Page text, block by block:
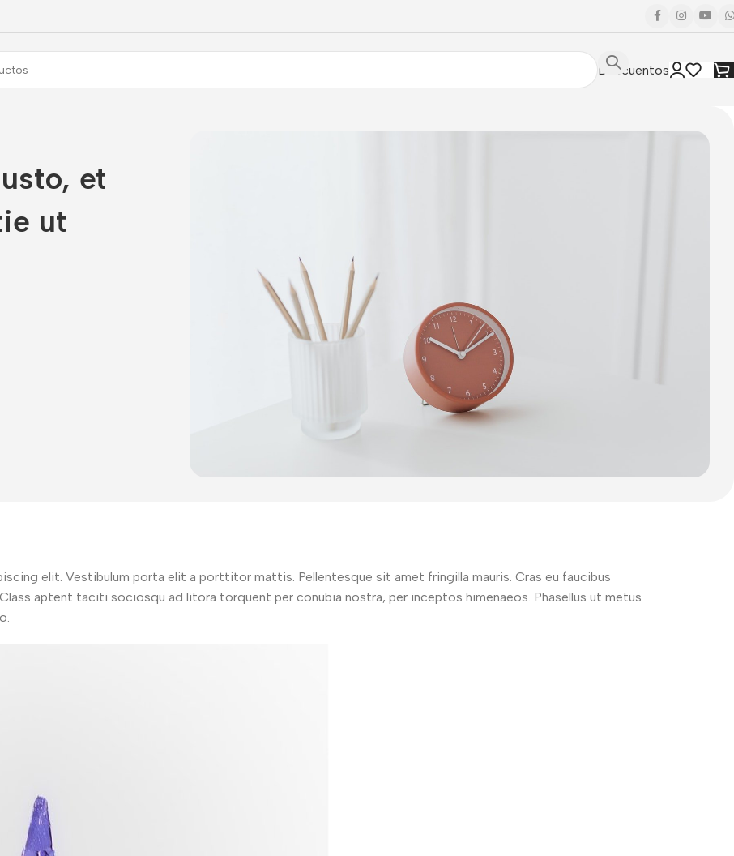
Power Banks
Inalámbricos
Car holder
Audífonos
In-ear headphones
Descuentos
et
ut
elit. Vestibulum porta elit a porttitor mattis. Pellentesque sit amet fringilla mauris. Cras eu faucibus
aptent taciti sociosqu ad litora torquent per conubia nostra, per inceptos himenaeos. Phasellus ut metus